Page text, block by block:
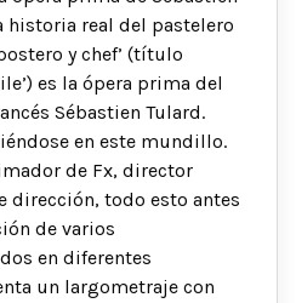
historia real del pastelero
y chef’ (título
es la ópera prima del
Sébastien Tulard.
en este mundillo.
de Fx, director
dirección, todo esto antes
de varios
en diferentes
un largometraje con